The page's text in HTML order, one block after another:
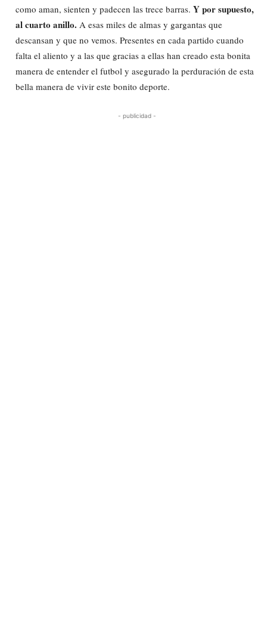
como aman, sienten y padecen las trece barras. Y por supuesto,
al cuarto anillo. A esas miles de almas y gargantas que
descansan y que no vemos. Presentes en cada partido cuando
falta el aliento y a las que gracias a ellas han creado esta bonita
manera de entender el futbol y asegurado la perduración de esta
bella manera de vivir este bonito deporte.
- publicidad -